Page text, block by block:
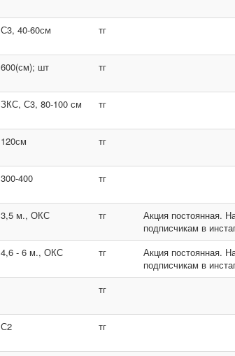
С3, 40-60см тг
600(см); шт тг
ЗКС, С3, 80-100 см тг
120см тг
300-400 тг
3,5 м., ОКС тг
Акция постоянная.
подписчикам в
4,6 - 6 м., ОКС тг
Акция постоянная.
подписчикам в
тг
С2 тг